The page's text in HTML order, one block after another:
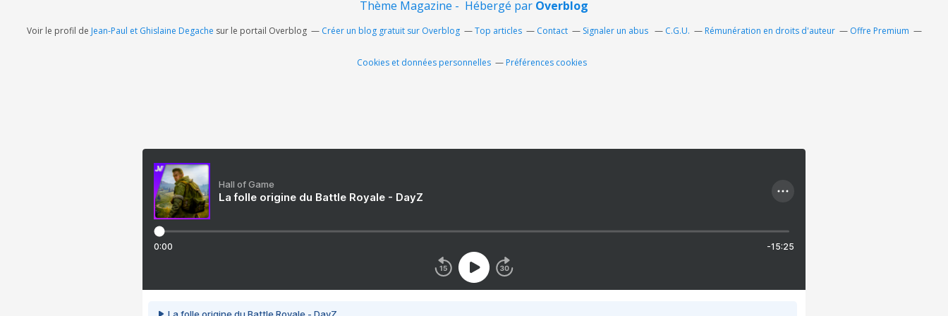
Thème Magazine - Hébergé par Overblog
Voir le profil de Jean-Paul et Ghislaine Degache sur le portail Overblog Créer un blog gratuit sur Overblog Top articles Contact Signaler un abus C.G.U. Rémunération en droits d'auteur Offre Premium
Cookies et données personnelles Préférences cookies
Hall of Game
La folle origine du Battle Royale - DayZ
0:00 -15:25